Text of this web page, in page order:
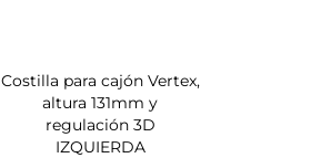
Costilla para cajón Vertex,
altura 131mm y
regulación 3D
IZQUIERDA